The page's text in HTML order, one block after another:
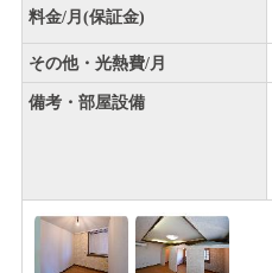
料金/月(保証金)
その他・光熱費/月
備考・部屋設備